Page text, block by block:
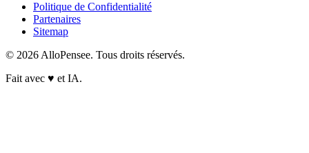
Politique de Confidentialité
Partenaires
Sitemap
© 2026 AlloPensee. Tous droits réservés.
Fait avec ♥ et IA.